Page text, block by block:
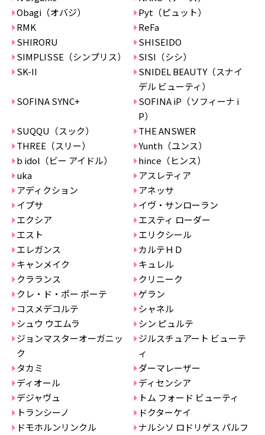
Obagi（オバジ）
Pyt（ピュット）
RMK
ReFa
SHIRORU
SHISEIDO
SIMPLISSE（シンプリス）
SISI（シシ）
SK-II
SNIDEL BEAUTY（スナイ
デル ビューティ）
SOFINA SYNC+
SOFINA iP（ソフィーナ i
P）
SUQQU（スック）
THE ANSWER
THREE（スリー）
Yunth（ユンス）
b idol（ビー アイドル）
hince（ヒンス）
uka
アスレティア
アディクション
アネッサ
イプサ
イヴ・サンローラン
エクシア
エスティ ローダー
エスト
エリクシール
エレガンス
カルテＨＤ
キャンメイク
キュレル
クラランス
クリニーク
クレ・ド・ポー ボーテ
ゲラン
コスメデコルテ
シャネル
シュウ ウエムラ
シン ピュルテ
ジョンマスターオーガニッ
ク
ジルスチュアート ビューテ
ィ
タカミ
ダーマレーザー
ディオール
ディセンシア
デジャヴュ
トム フォード ビューティ
トランシーノ
ドクターケイ
ドモホルンリンクル
ナルシソ ロドリゲス パルフ